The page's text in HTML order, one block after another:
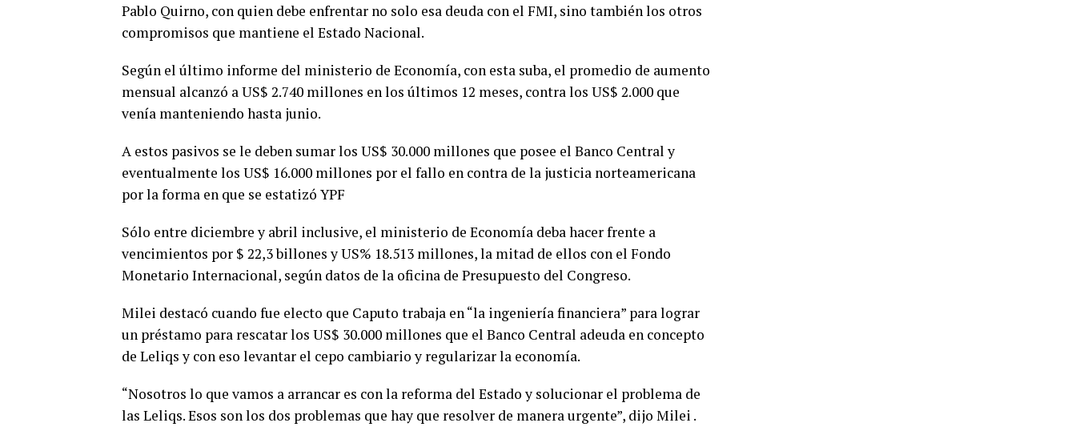
Pablo Quirno, con quien debe enfrentar no solo esa deuda con el FMI, sino también los otros
compromisos que mantiene el Estado Nacional.
Según el último informe del ministerio de Economía, con esta suba, el promedio de aumento
mensual alcanzó a US$ 2.740 millones en los últimos 12 meses, contra los US$ 2.000 que
venía manteniendo hasta junio.
A estos pasivos se le deben sumar los US$ 30.000 millones que posee el Banco Central y
eventualmente los US$ 16.000 millones por el fallo en contra de la justicia norteamericana
por la forma en que se estatizó YPF
Sólo entre diciembre y abril inclusive, el ministerio de Economía deba hacer frente a
vencimientos por $ 22,3 billones y US% 18.513 millones, la mitad de ellos con el Fondo
Monetario Internacional, según datos de la oficina de Presupuesto del Congreso.
Milei destacó cuando fue electo que Caputo trabaja en “la ingeniería financiera” para lograr
un préstamo para rescatar los US$ 30.000 millones que el Banco Central adeuda en concepto
de Leliqs y con eso levantar el cepo cambiario y regularizar la economía.
“Nosotros lo que vamos a arrancar es con la reforma del Estado y solucionar el problema de
las Leliqs. Esos son los dos problemas que hay que resolver de manera urgente”, dijo Milei .